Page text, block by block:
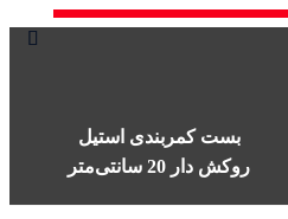
بست کمربندی استیل
روکش دار 20 سانتی‌متر